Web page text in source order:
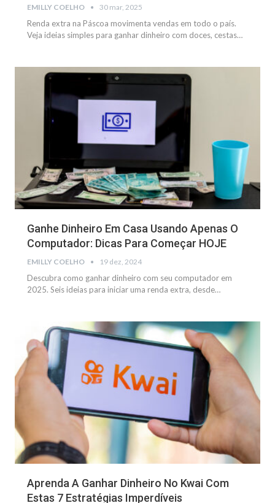
EMILLY COELHO 30 mar, 2025
Renda extra na Páscoa movimenta vendas em todo o país.
Veja ideias simples para ganhar dinheiro com doces, cestas…
NOTÍCIAS
Ganhe Dinheiro Em Casa Usando Apenas O
Computador: Dicas Para Começar HOJE
EMILLY COELHO 19 dez, 2024
Descubra como ganhar dinheiro com seu computador em
2025. Seis ideias para iniciar uma renda extra, desde…
NOTÍCIAS
Aprenda A Ganhar Dinheiro No Kwai Com
Estas 7 Estratégias Imperdíveis